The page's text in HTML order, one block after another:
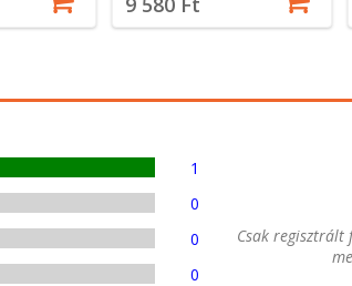
1
0
0
0
Csak regisztrált